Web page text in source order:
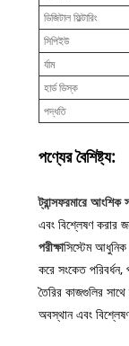
ডিজিটাল ফিল্টারিং
সিপিইউ
র্যাম
হার্ড ডিস্ক
পদ্ধতি
পণ্যের বৈশিষ্ট্য:
ট্রান্সফরমারে আংশিক
এবং বিশ্লেষণ করার
পরীক্ষাসিস্টেম আধুনিক
করে সংকেত পরিবর্ধন,
তৈরির কাজগুলির
অবস্থান এবং